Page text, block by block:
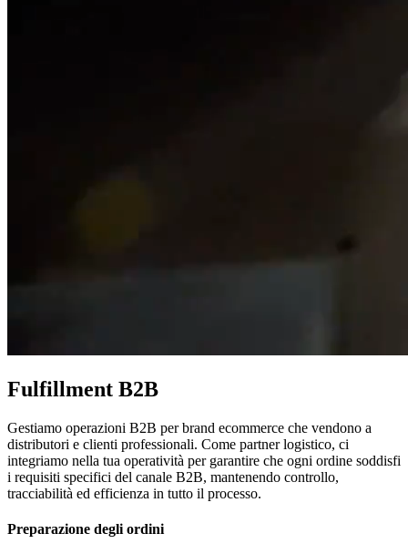
Fulfillment B2B
Gestiamo operazioni B2B per brand ecommerce che vendono a
distributori e clienti professionali. Come partner logistico, ci
integriamo nella tua operatività per garantire che ogni ordine soddisfi
i requisiti specifici del canale B2B, mantenendo controllo,
tracciabilità ed efficienza in tutto il processo.
Preparazione degli ordini